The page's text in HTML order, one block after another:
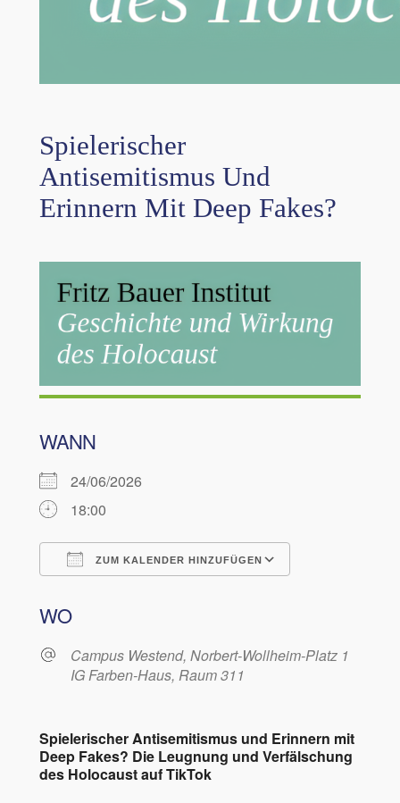
Spielerischer
Antisemitismus Und
Erinnern Mit Deep Fakes?
WANN
24/06/2026
18:00
ZUM KALENDER HINZUFÜGEN
WO
Campus Westend, Norbert-Wollheim-Platz 1
IG Farben-Haus, Raum 311
Spielerischer Antisemitismus und Erinnern mit
Deep Fakes? Die Leugnung und Verfälschung
des Holocaust auf TikTok